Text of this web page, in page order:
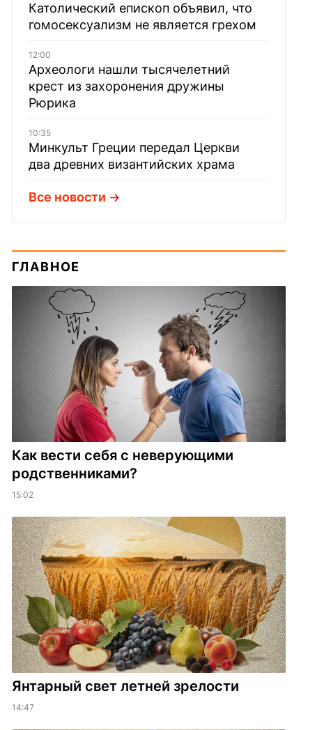
Католический епископ объявил, что
гомосексуализм не является грехом
12:00
Археологи нашли тысячелетний
крест из захоронения дружины
Рюрика
10:35
Минкульт Греции передал Церкви
два древних византийских храма
Все новости
ГЛАВНОЕ
Как вести себя с неверующими
родственниками?
15:02
Янтарный свет летней зрелости
14:47